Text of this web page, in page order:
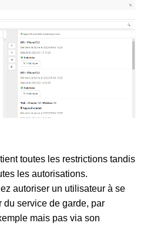
toutes les restrictions tandis
les autorisations.
autoriser un utilisateur à se
service de garde, par
mais pas via son